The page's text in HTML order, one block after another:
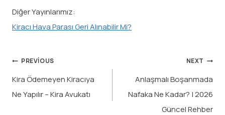
Diğer Yayınlarımız:
Kiracı Hava Parası Geri Alınabilir Mi?
Yazı
gezinmesi
PREVIOUS
Kira Ödemeyen Kiracıya
Ne Yapılır – Kira Avukatı
NEXT
Anlaşmalı Boşanmada
Nafaka Ne Kadar? | 2026
Güncel Rehber